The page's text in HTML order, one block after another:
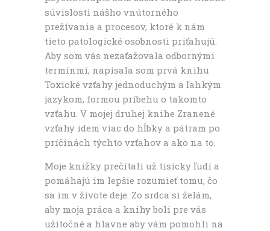
súvislosti nášho vnútorného
prežívania a procesov, ktoré k nám
tieto patologické osobnosti priťahujú.
Aby som vás nezaťažovala odbornými
termínmi, napísala som prvá knihu
Toxické vzťahy jednoduchým a ľahkým
jazykom, formou príbehu o takomto
vzťahu. V mojej druhej knihe Zranené
vzťahy idem viac do hĺbky a pátram po
príčinách týchto vzťahov a ako na to.
Moje knižky prečítali už tisícky ľudí a
pomáhajú im lepšie rozumieť tomu, čo
sa im v živote deje. Zo srdca si želám,
aby moja práca a knihy boli pre vás
užitočné a hlavne aby vám pomohli na